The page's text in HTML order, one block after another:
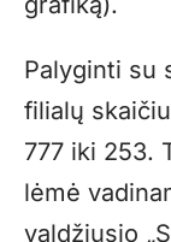
Palyginti su
filialų
777 iki 253.
lėmė
valdžiusio